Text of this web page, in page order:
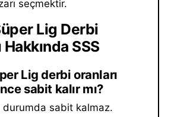
seçmektir.
Lig Derbi
Hakkında SSS
Lig derbi oranları
sabit kalır mı?
durumda sabit kalmaz.